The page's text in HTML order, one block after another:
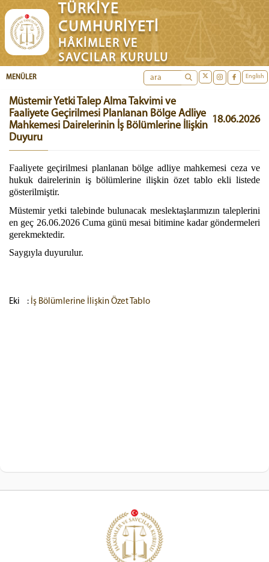
TÜRKİYE
CUMHURİYETİ
HÂKİMLER VE
SAVCILAR KURULU
English
MENÜLER
Müstemir Yetki Talep Alma Takvimi ve
Faaliyete Geçirilmesi Planlanan Bölge Adliye
Mahkemesi Dairelerinin İş Bölümlerine İlişkin
Duyuru
18.06.2026
Faaliyete geçirilmesi planlanan bölge adliye mahkemesi ceza ve
hukuk dairelerinin iş bölümlerine ilişkin özet tablo ekli listede
gösterilmiştir.
Müstemir yetki talebinde bulunacak meslektaşlarımızın taleplerini
en geç 26.06.2026 Cuma günü mesai bitimine kadar göndermeleri
gerekmektedir.
Saygıyla duyurulur.
Eki : İş Bölümlerine İlişkin Özet Tablo